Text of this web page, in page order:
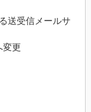
送受信メールサ
変更